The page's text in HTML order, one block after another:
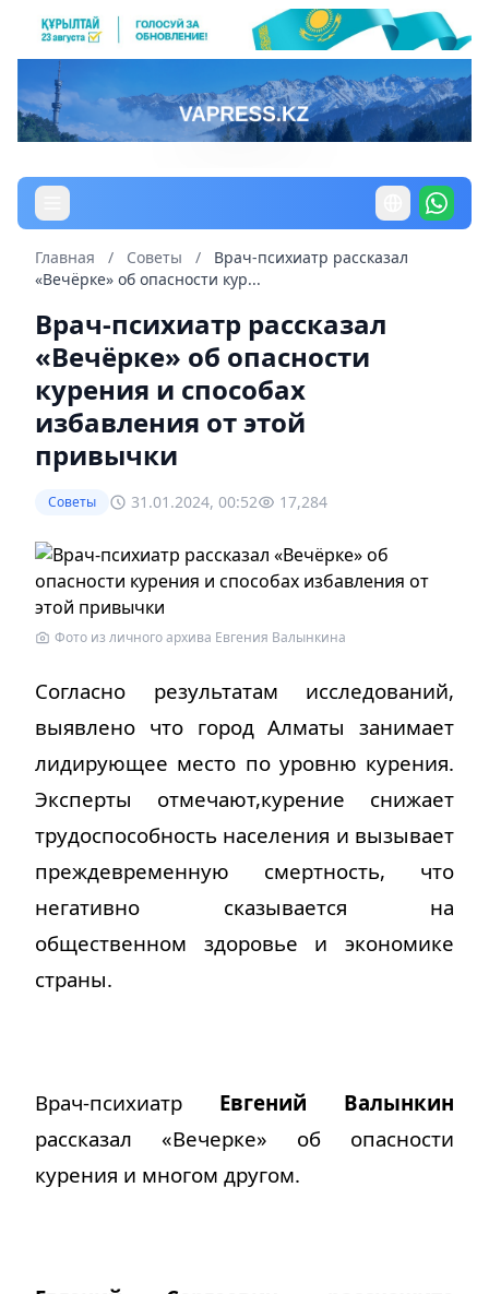
Главная / Советы /
Врач-психиатр рассказал
«Вечёрке» об опасности кур...
Врач-психиатр рассказал
«Вечёрке» об опасности
курения и способах
избавления от этой
привычки
Советы 31.01.2024, 00:52 17,284
Фото из личного архива Евгения Валынкина
Согласно результатам исследований,
выявлено что город Алматы занимает
лидирующее место по уровню курения.
Эксперты отмечают,курение снижает
трудоспособность населения и вызывает
преждевременную смертность, что
негативно сказывается на
общественном здоровье и экономике
страны.
Врач-психиатр Евгений Валынкин
рассказал «Вечерке» об опасности
курения и многом другом.